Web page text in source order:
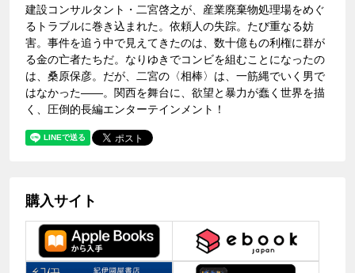
建設コンサルタント・二宮啓之が、産業廃棄物処理場をめぐ
るトラブルに巻き込まれた。依頼人の失踪。たび重なる妨
害。事件を追う中で見えてきたのは、数十億もの利権に群が
る金の亡者たちだ。なりゆきでコンビを組むことになったの
は、桑原保彦。だが、二宮の〈相棒〉は、一筋縄でいく男で
はなかった――。関西を舞台に、欲望と暴力が蠢く世界を描
く、圧倒的長編エンターテインメント！
購入サイト